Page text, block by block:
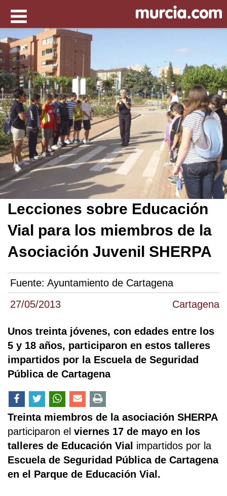
27/05/2013 Cartagena
Lecciones sobre Educación
Vial para los miembros de la
Asociación Juvenil SHERPA
Fuente: Ayuntamiento de Cartagena
Unos treinta jóvenes, con edades entre los
5 y 18 años, participaron en estos talleres
impartidos por la Escuela de Seguridad
Pública de Cartagena
Treinta miembros de la asociación SHERPA
participaron el viernes 17 de mayo en los
talleres de Educación Vial impartidos por la
Escuela de Seguridad Pública de Cartagena
en el Parque de Educación Vial.